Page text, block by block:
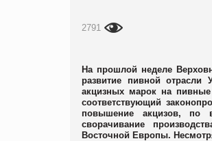
2791
На прошлой неделе
развитие пивной отрасли
акцизных марок на пивные
соответствующий
повышение акцизов, по
сворачивание
Восточной Европы.